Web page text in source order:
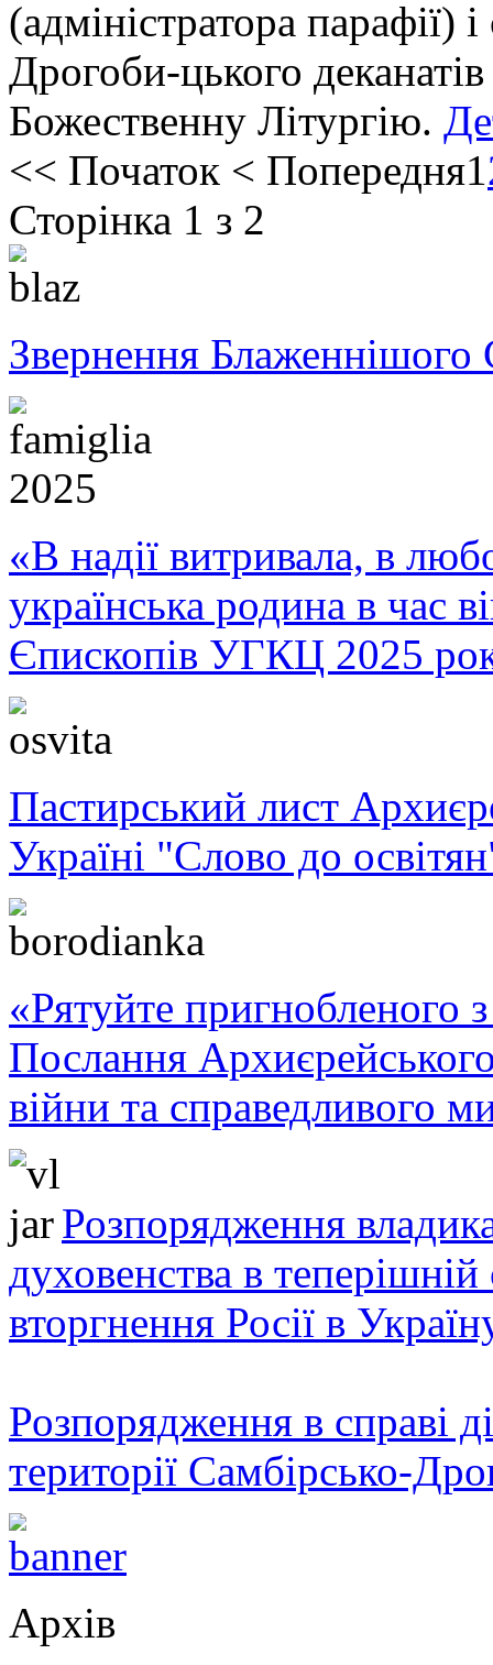
(адміністратора парафії)
Дрогоби-цького
Божественну Літургію.
<< Початок < Попередня1
Сторінка 1 з 2
Звернення Блаженнішого
«В надії витривала, в
українська родина в час
Єпископів УГКЦ 2025
Пастирський лист
Україні "Слово до
«Рятуйте пригнобленого
Послання
війни та справедливого
Розпорядження
духовенства в теперішній
вторгнення Росії в
Розпорядження в справі
території Самбірсько-
Архів